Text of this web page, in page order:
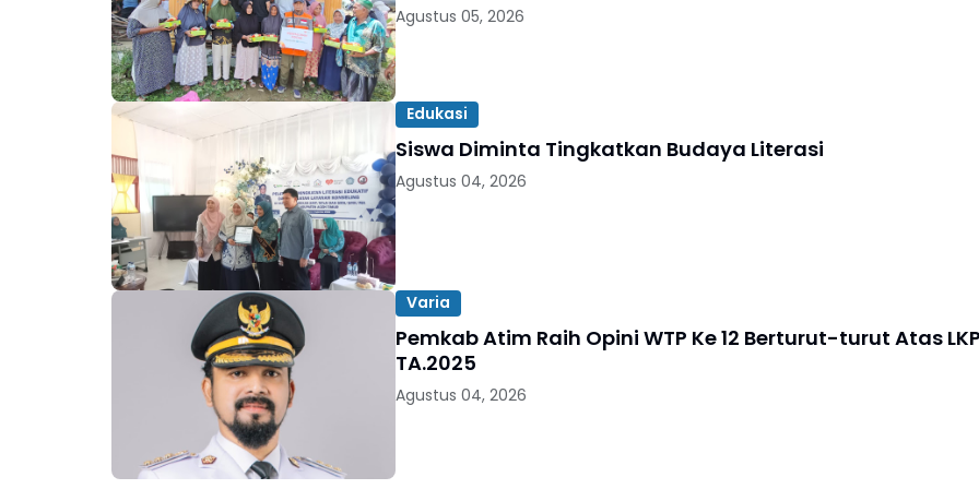
Agustus 05, 2026
Edukasi
Siswa Diminta Tingkatkan Budaya Literasi
Agustus 04, 2026
Varia
Pemkab Atim Raih Opini WTP Ke 12 Berturut-turut Atas
TA.2025
Agustus 04, 2026